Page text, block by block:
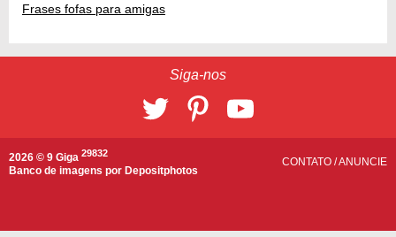
Frases fofas para amigas
Siga-nos
2026 © 9 Giga 29832
Banco de imagens por Depositphotos
CONTATO /ANUNCIE